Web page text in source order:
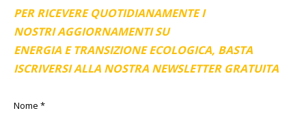
PER RICEVERE QUOTIDIANAMENTE I
NOSTRI AGGIORNAMENTI SU
ENERGIA E TRANSIZIONE ECOLOGICA, BASTA
ISCRIVERSI ALLA NOSTRA NEWSLETTER GRATUITA
Nome *